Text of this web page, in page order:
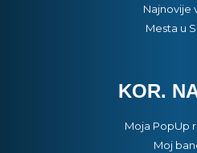
Najnovije
Mesta u
KOR.
Moja PopUp
Moj